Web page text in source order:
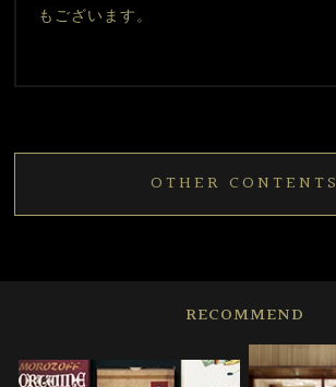
もございます。
OTHER CONTENTS
RECOMMEND